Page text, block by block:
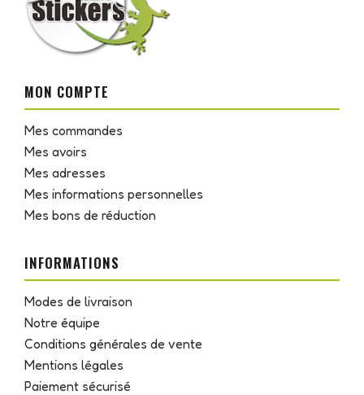
MON COMPTE
Mes commandes
Mes avoirs
Mes adresses
Mes informations personnelles
Mes bons de réduction
INFORMATIONS
Modes de livraison
Notre équipe
Conditions générales de vente
Mentions légales
Paiement sécurisé